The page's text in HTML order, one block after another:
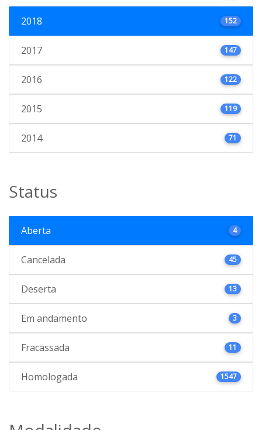
2018 152
2017 147
2016 122
2015 119
2014 71
Status
Aberta 4
Cancelada 45
Deserta 13
Em andamento 3
Fracassada 11
Homologada 1547